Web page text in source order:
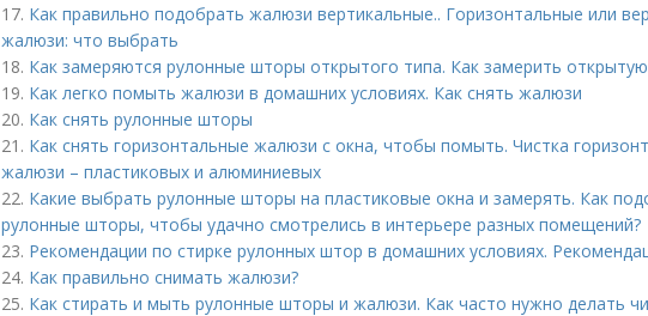
17. Как правильно подобрать жалюзи вертикальные.. Горизонтальные или
жалюзи: что выбрать
18. Как замеряются рулонные шторы открытого типа. Как замерить открытую
19. Как легко помыть жалюзи в домашних условиях. Как снять жалюзи
20. Как снять рулонные шторы
21. Как снять горизонтальные жалюзи с окна, чтобы помыть. Чистка
жалюзи – пластиковых и алюминиевых
22. Какие выбрать рулонные шторы на пластиковые окна и замерять. Как
рулонные шторы, чтобы удачно смотрелись в интерьере разных помещений?
23. Рекомендации по стирке рулонных штор в домашних условиях.
24. Как правильно снимать жалюзи?
25. Как стирать и мыть рулонные шторы и жалюзи. Как часто нужно делать